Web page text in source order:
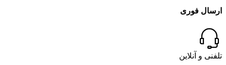
ارسال فوری
تلفنی و آنلاین